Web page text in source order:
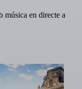
música en directe a